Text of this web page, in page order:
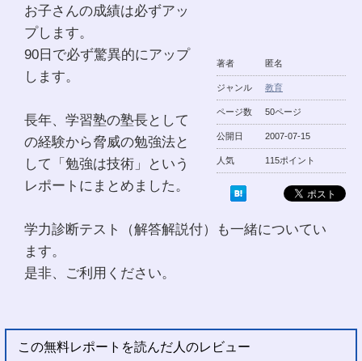
著者 匿名
ジャンル 教育
ページ数 50ページ
公開日 2007-07-15
人気 115ポイント
お子さんの成績は必ずアッ
プします。
90日で必ず驚異的にアップ
します。
長年、学習塾の塾長として
の経験から脅威の勉強法と
して「勉強は技術」という
レポートにまとめました。
学力診断テスト（解答解説付）も一緒についてい
ます。
是非、ご利用ください。
この無料レポートを読んだ人のレビュー